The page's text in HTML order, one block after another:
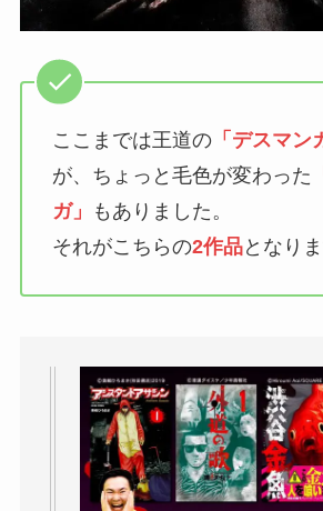
ここまでは王道の「デスマン
が、ちょっと毛色が変わった
ガ」
もありました。
それがこちらの2作品となりま